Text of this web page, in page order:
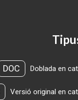
DOC Doblada en
Versió original en